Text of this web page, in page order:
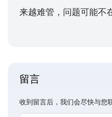
来越难管，问题可能不
留言
收到留言后，我们会尽快与您